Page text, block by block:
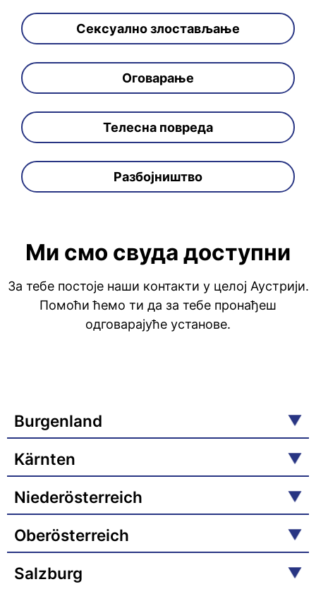
Сексуално злостављање
Оговарање
Телесна повреда
Разбојништво
Ми смо свуда доступни
За тебе постоје наши контакти у целој Аустрији.
Помоћи ћемо ти да за тебе пронађеш
одговарајуће установе.
Burgenland
Kärnten
Niederösterreich
Oberösterreich
Salzburg